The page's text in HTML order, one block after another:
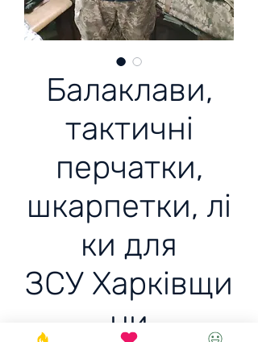
Балаклави,
тактичні
перчатки,
шкарпетки, лі
ки для
ЗСУ Харківщи
ни